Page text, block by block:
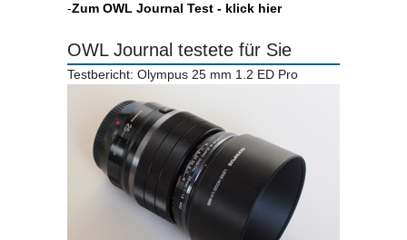
-Zum OWL Journal Test - klick hier
OWL Journal testete für Sie
Testbericht: Olympus 25 mm 1.2 ED Pro